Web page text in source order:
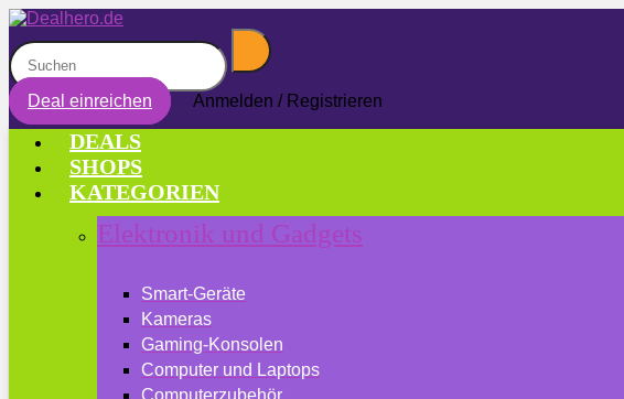
Deal einreichen Anmelden / Registrieren
DEALS
SHOPS
KATEGORIEN
Elektronik und Gadgets
Smart-Geräte
Kameras
Gaming-Konsolen
Computer und Laptops
Computerzubehör